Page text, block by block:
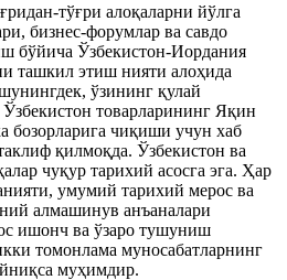
тўғри алоқаларни йўлга
бизнес-форумлар ва савдо
бўйича Ўзбекистон-Иордания
ташкил этиш нияти алоҳида
ўзининг қулай
товарларининг Яқин
чиқиши учун хаб
қилмоқда. Ўзбекистон ва
чуқур тарихий асосга эга. Ҳар
умумий тарихий мерос ва
алмашинув анъаналари
ишонч ва ўзаро тушуниш
томонлама муносабатларнинг
муҳимдир.